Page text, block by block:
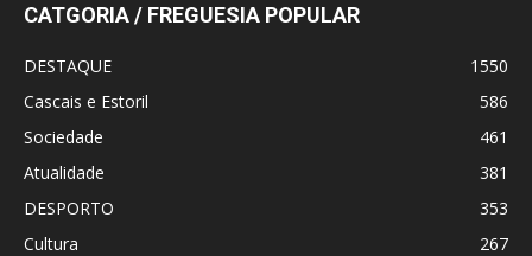
CATGORIA / FREGUESIA POPULAR
DESTAQUE
1550
Cascais e Estoril
586
Sociedade
461
Atualidade
381
DESPORTO
353
Cultura
267